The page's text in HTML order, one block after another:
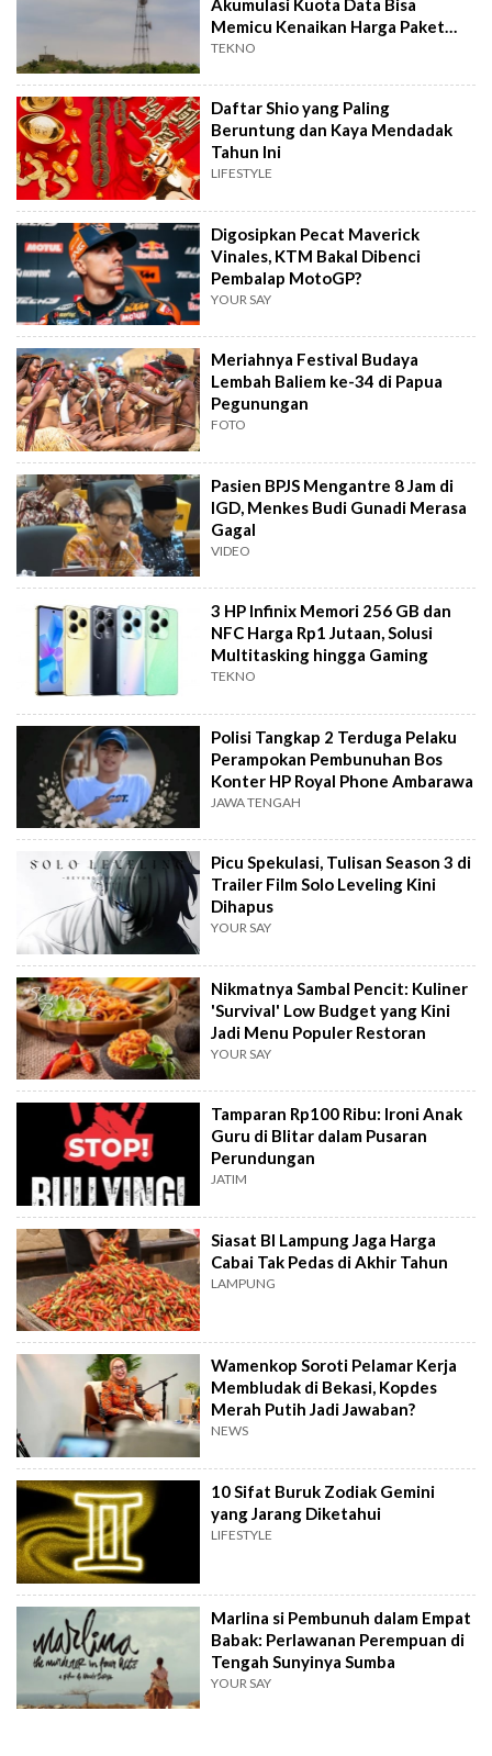
Memicu Kenaikan Harga Paket
Internet?
TEKNO
Daftar Shio yang Paling
Beruntung dan Kaya Mendadak
Tahun Ini
LIFESTYLE
Digosipkan Pecat Maverick
Vinales, KTM Bakal Dibenci
Pembalap MotoGP?
YOUR SAY
Meriahnya Festival Budaya
Lembah Baliem ke-34 di Papua
Pegunungan
FOTO
Pasien BPJS Mengantre 8 Jam di
IGD, Menkes Budi Gunadi Merasa
Gagal
VIDEO
3 HP Infinix Memori 256 GB dan
NFC Harga Rp1 Jutaan, Solusi
Multitasking hingga Gaming
TEKNO
Polisi Tangkap 2 Terduga Pelaku
Perampokan Pembunuhan Bos
Konter HP Royal Phone Ambarawa
JAWA TENGAH
Picu Spekulasi, Tulisan Season 3 di
Trailer Film Solo Leveling Kini
Dihapus
YOUR SAY
Nikmatnya Sambal Pencit: Kuliner
'Survival' Low Budget yang Kini
Jadi Menu Populer Restoran
YOUR SAY
Tamparan Rp100 Ribu: Ironi Anak
Guru di Blitar dalam Pusaran
Perundungan
JATIM
Siasat BI Lampung Jaga Harga
Cabai Tak Pedas di Akhir Tahun
LAMPUNG
Wamenkop Soroti Pelamar Kerja
Membludak di Bekasi, Kopdes
Merah Putih Jadi Jawaban?
NEWS
10 Sifat Buruk Zodiak Gemini
yang Jarang Diketahui
LIFESTYLE
Marlina si Pembunuh dalam Empat
Babak: Perlawanan Perempuan di
Tengah Sunyinya Sumba
YOUR SAY